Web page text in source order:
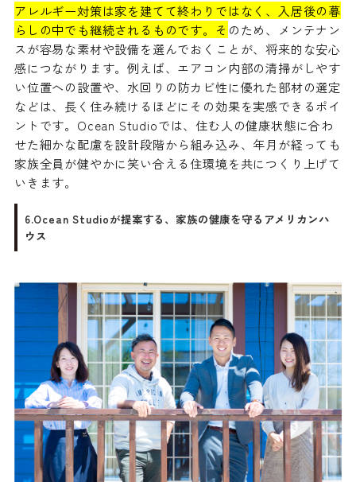
アレルギー対策は家を建てて終わりではなく、入居後の暮
らしの中でも継続されるものです。そ のため、メンテナン
スが容易な素材や設備を選んでおくことが、将来的な安心
感につながります。例えば、エアコン内部の清掃がしやす
い位置への設置や、水回りの防カビ性に優れた部材の選定
などは、長く住み続けるほどにその効果を実感できるポイ
ントです。Ocean Studioでは、住む人の健康状態に合わ
せた細かな配慮を設計段階から組み込み、年月が経っても
家族全員が健やかに笑い合える住環境を共につくり上げて
いきます。
6.Ocean Studioが提案する、家族の健康を守るアメリカンハ
ウス